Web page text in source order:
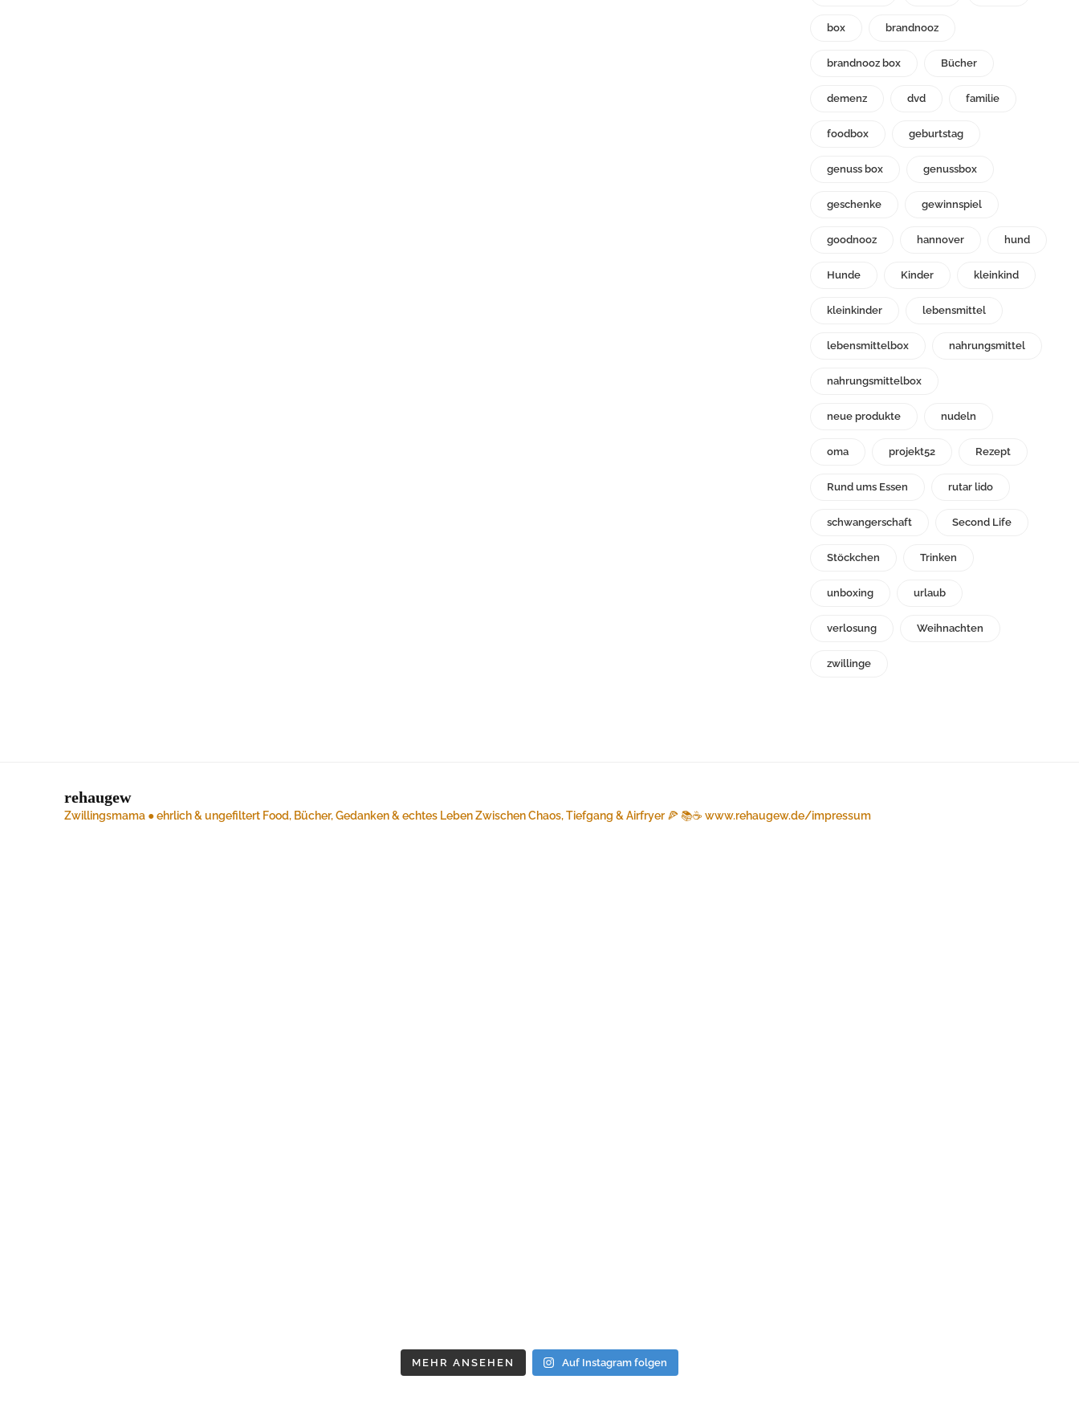
box brandnooz
brandnooz box Bücher
demenz dvd familie
foodbox geburtstag
genuss box genussbox
geschenke gewinnspiel
goodnooz hannover hund
Hunde Kinder kleinkind
kleinkinder lebensmittel
lebensmittelbox nahrungsmittel
nahrungsmittelbox
neue produkte nudeln
oma projekt52 Rezept
Rund ums Essen rutar lido
schwangerschaft Second Life
Stöckchen Trinken
unboxing urlaub
verlosung Weihnachten
zwillinge
rehaugew
Zwillingsmama ● ehrlich & ungefiltert Food, Bücher, Gedanken & echtes LebenZwischen Chaos, Tiefgang & Airfryer 🍕 📚☕️ www.rehaugew.de/impressum
MEHR ANSEHEN Auf Instagram folgen